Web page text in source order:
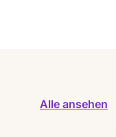
Alle ansehen